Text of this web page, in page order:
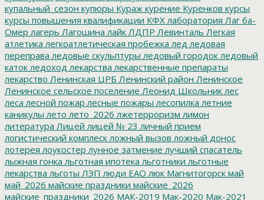
купальный_сезон купюры Кураж курение Куренков курсы
курсы повышения квалификации КФХ лаборатория Лаг ба-
Омер лагерь Лагошина лайк ЛДПР Левинталь Легкая
атлетика легкоатлетическая пробежка лед ледовая
переправа ледовые скульптуры ледовый городок ледовый
каток ледоход лекарства лекарственные препараты
лекарство Ленинская ЦРБ Ленинский район Ленинское
Ленинское сельское поселение Леонид Школьник лес
леса лесной пожар лесные пожары лесопилка летние
каникулы лето лето_2026 лжетерроризм лимон
литература Лицей лицей № 23 личный прием
логистический комплеск ложный вызов ложный донос
лотерея лоукостер лунное затмение лучший спасатель
лыжная гонка льготная ипотека льготники льготные
лекарства льготы ЛЭП люди ЕАО люк Магнитогорск май
май_2026 майские праздники майские_2026
майские_праздники_2026 МАК-2019 Мак-2020 Мак-2021